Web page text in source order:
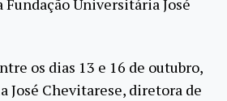
os dias 13 e 16 de outubro,
José Chevitarese, diretora de